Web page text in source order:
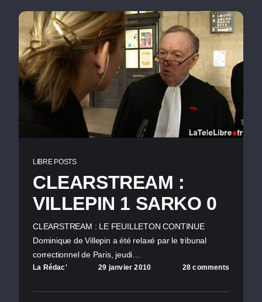
LIBRE POSTS
CLEARSTREAM :
VILLEPIN 1 SARKO 0
CLEARSTREAM : LE FEUILLETON CONTINUE
Dominique de Villepin a été relaxé par le tribunal
correctionnel de Paris, jeudi…
La Rédac' 29 janvier 2010 28 comments